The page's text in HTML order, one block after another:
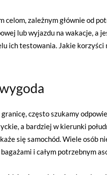
celom, zależnym głównie od
lub wyjazdu na wakacje, a
ich testowania. Jakie korzyści
często szukamy
a bardziej w kierunki
się samochód. Wiele osób
i całym potrzebnym